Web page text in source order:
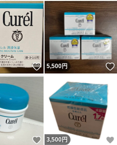
いいね！
5,500円
いいね！
3,500 円